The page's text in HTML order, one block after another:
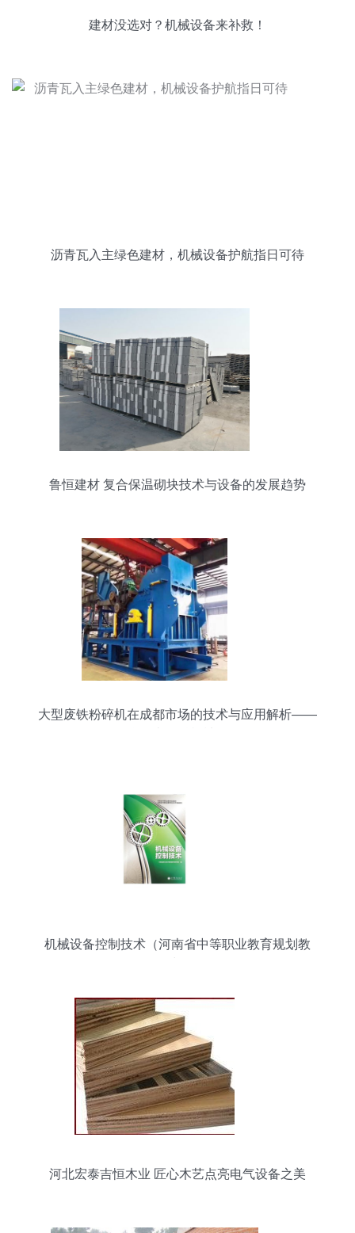
建材没选对？机械设备来补救！
沥青瓦入主绿色建材，机械设备护航指日可待
鲁恒建材 复合保温砌块技术与设备的发展趋势
大型废铁粉碎机在成都市场的技术与应用解析——
机械设备控制技术（河南省中等职业教育规划教
河北宏泰吉恒木业 匠心木艺点亮电气设备之美